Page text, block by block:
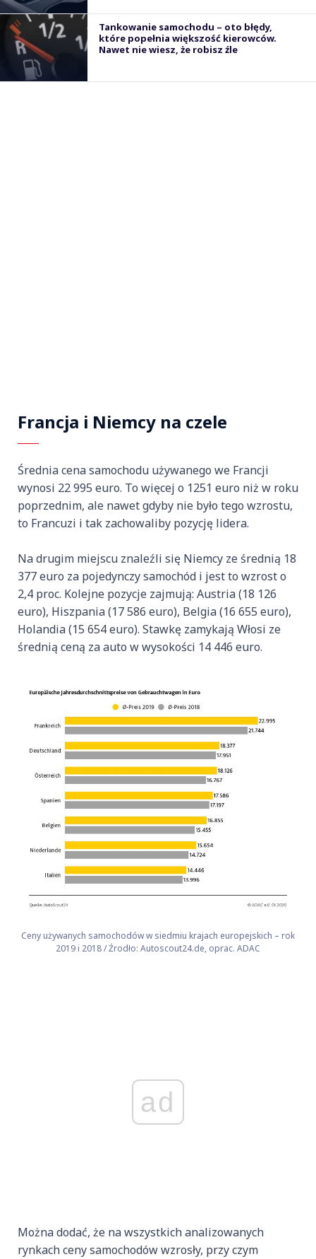
Tankowanie samochodu – oto błędy,
które popełnia większość kierowców.
Nawet nie wiesz, że robisz źle
Francja i Niemcy na czele
Średnia cena samochodu używanego we Francji
wynosi 22 995 euro. To więcej o 1251 euro niż w roku
poprzednim, ale nawet gdyby nie było tego wzrostu,
to Francuzi i tak zachowaliby pozycję lidera.
Na drugim miejscu znaleźli się Niemcy ze średnią 18
377 euro za pojedynczy samochód i jest to wzrost o
2,4 proc. Kolejne pozycje zajmują: Austria (18 126
euro), Hiszpania (17 586 euro), Belgia (16 655 euro),
Holandia (15 654 euro). Stawkę zamykają Włosi ze
średnią ceną za auto w wysokości 14 446 euro.
Ceny używanych samochodów w siedmiu krajach europejskich – rok
2019 i 2018 / Źrodło: Autoscout24.de, oprac. ADAC
ad
Można dodać, że na wszystkich analizowanych
rynkach ceny samochodów wzrosły, przy czym